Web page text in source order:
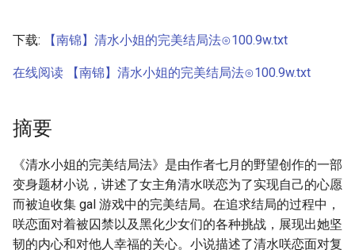
索
下载: 【南锦】清水小姐的完美结局法⊙100.9w.txt
在线阅读 【南锦】清水小姐的完美结局法⊙100.9w.txt
摘要
《清水小姐的完美结局法》是由作者七月的野望创作的一部
变身题材小说，讲述了女主角清水咲恋为了实现自己的心愿
而被迫收集 gal 游戏中的完美结局。在追求结局的过程中，
咲恋面对着被囚禁以及黑化少女们的各种挑战，展现出她坚
韧的内心和对他人幸福的关心。小说描述了清水咲恋面对复